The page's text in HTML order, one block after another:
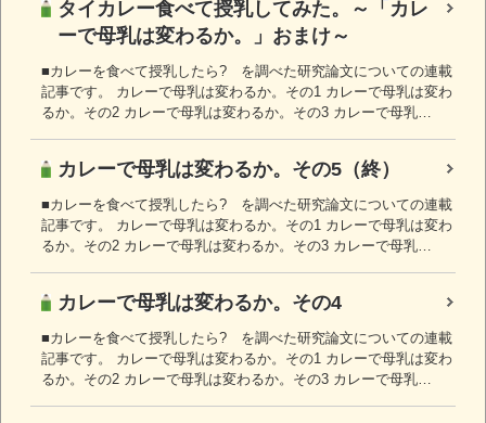
タイカレー食べて授乳してみた。～「カレ
ーで母乳は変わるか。」おまけ～
■カレーを食べて授乳したら? を調べた研究論文についての連載
記事です。 カレーで母乳は変わるか。その1 カレーで母乳は変わ
るか。その2 カレーで母乳は変わるか。その3 カレーで母乳…
カレーで母乳は変わるか。その5（終）
■カレーを食べて授乳したら? を調べた研究論文についての連載
記事です。 カレーで母乳は変わるか。その1 カレーで母乳は変わ
るか。その2 カレーで母乳は変わるか。その3 カレーで母乳…
カレーで母乳は変わるか。その4
■カレーを食べて授乳したら? を調べた研究論文についての連載
記事です。 カレーで母乳は変わるか。その1 カレーで母乳は変わ
るか。その2 カレーで母乳は変わるか。その3 カレーで母乳…